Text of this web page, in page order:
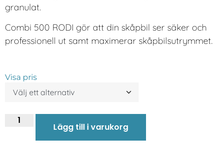
granulat.
Combi 500 RODI gör att din skåpbil ser säker och
professionell ut samt maximerar skåpbilsutrymmet.
Visa pris
Lägg till i varukorg